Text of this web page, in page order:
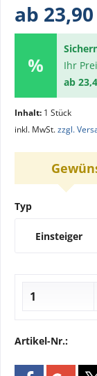
ab
Ihr
ab
Inhalt: 1 Stück
inkl. MwSt.zzgl.
Typ
Einsteiger
Artikel-Nr.: